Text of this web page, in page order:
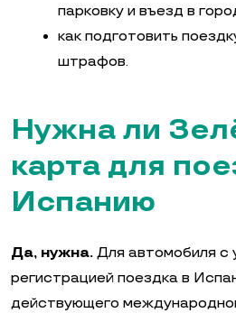
парковку и въезд в
как подготовить
штрафов.
Нужна ли
карта для
Испанию
Да, нужна. Для автомобиля с
регистрацией поездка в
действующего